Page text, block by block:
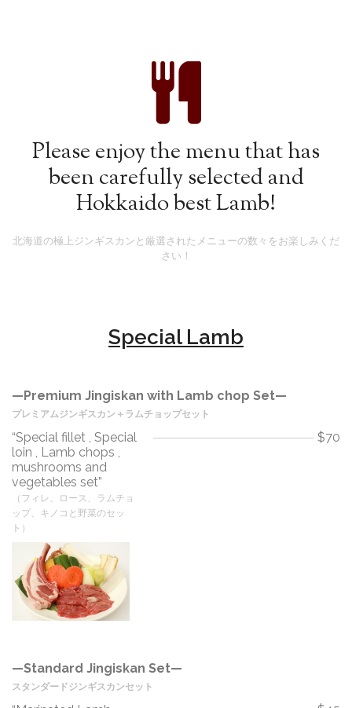
Please enjoy the menu that has
been carefully selected and
Hokkaido best Lamb!
北海道の極上ジンギスカンと厳選されたメニューの数々をお楽しみくだ
さい！
Special Lamb
—Premium Jingiskan with Lamb chop Set—
プレミアムジンギスカン＋ラムチョップセット
“Special fillet , Special
loin , Lamb chops ,
mushrooms and
vegetables set”
（フィレ、ロース、ラムチョ
ップ、キノコと野菜のセッ
ト）
$70
—Standard Jingiskan Set—
スタンダードジンギスカンセット